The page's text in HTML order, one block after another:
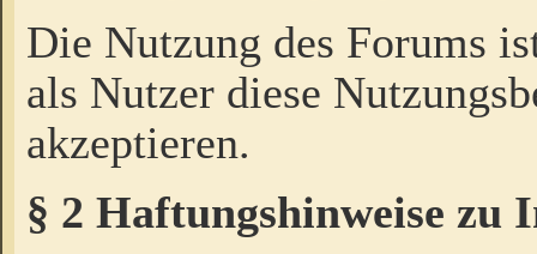
Die Nutzung des Forums
als Nutzer diese
akzeptieren.
§ 2 Haftungshinweise zu